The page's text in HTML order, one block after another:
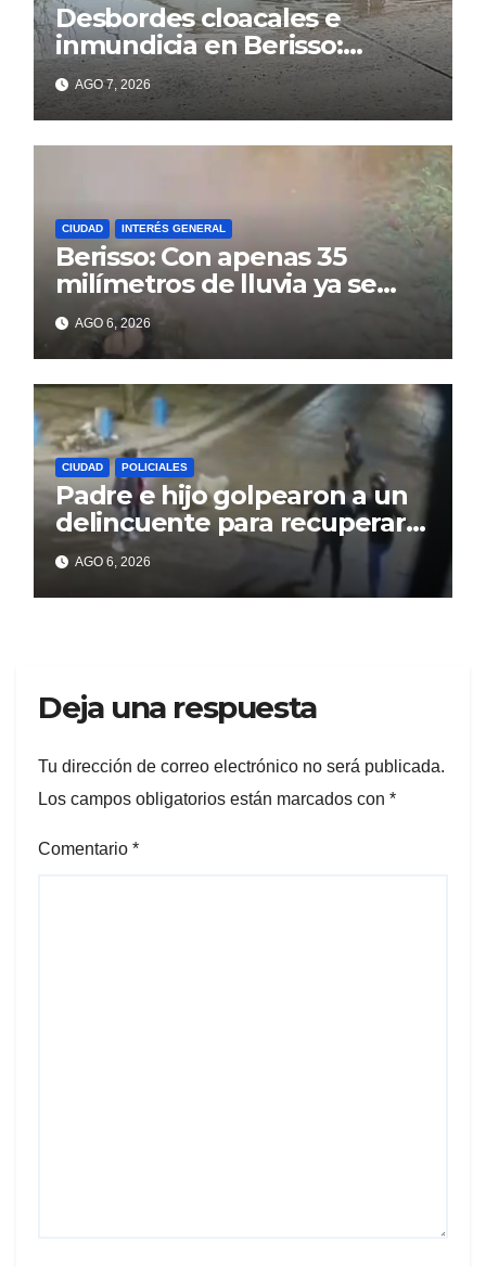
Desbordes cloacales e
inmundicia en Berisso:
colapso de la red en la calle
14AGO 7, 2026
CIUDAD INTERÉS GENERAL
Berisso: Con apenas 35
milímetros de lluvia ya se
sienten los problemas
AGO 6, 2026
CIUDAD POLICIALES
Padre e hijo golpearon a un
delincuente para recuperar
un celular robado en Berisso
AGO 6, 2026
Deja una respuesta
Tu dirección de correo electrónico no será publicada.
Los campos obligatorios están marcados con *
Comentario *